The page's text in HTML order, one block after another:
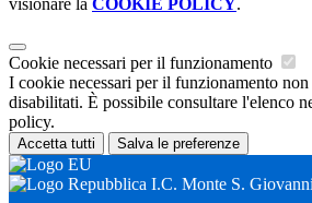
visionare la COOKIE POLICY.
Cookie necessari per il funzionamento
I cookie necessari per il funzionamento non
disabilitati. È possibile consultare l'elenco
policy.
Accetta tutti Salva le preferenze
I.C. Monte S.